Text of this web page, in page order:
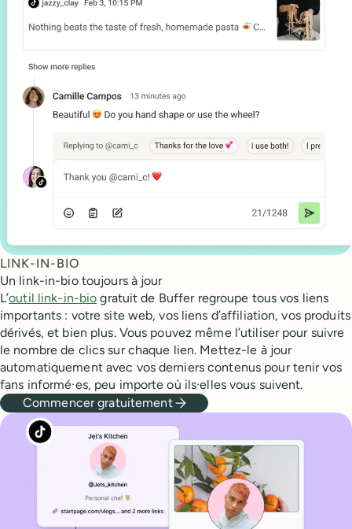
LINK-IN-BIO
Un link-in-bio toujours à jour
L’outil link-in-bio gratuit de Buffer regroupe tous vos liens
importants : votre site web, vos liens d’affiliation, vos produits
dérivés, et bien plus. Vous pouvez même l’utiliser pour suivre
le nombre de clics sur chaque lien. Mettez-le à jour
automatiquement avec vos derniers contenus pour tenir vos
fans informé·es, peu importe où ils·elles vous suivent.
Commencer gratuitement